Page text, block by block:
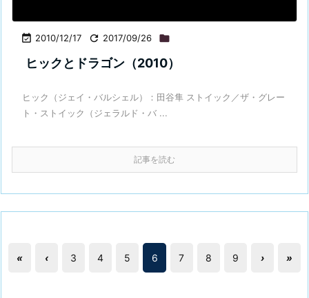
 2010/12/17  2017/09/26 
ヒックとドラゴン（2010）
ヒック（ジェイ・バルシェル）：田谷隼 ストイック／ザ・グレー
ト・ストイック（ジェラルド・バ ...
記事を読む
« ‹ 3 4 5 6 7 8 9 › »